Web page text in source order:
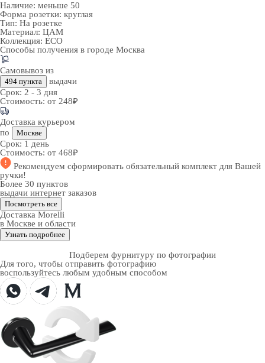
Наличие: меньше 50
Форма розетки: круглая
Тип: На розетке
Материал: ЦАМ
Коллекция: ECO
Способы получения в городе Москва
Самовывоз из
494 пункта
выдачи
Срок: 2 - 3 дня
Стоимость: от 248₽
Доставка курьером
по
Москве
Срок: 1 день
Стоимость: от 468₽
Рекомендуем сформировать обязательный комплект для Вашей
ручки!
Более 30 пунктов
выдачи интернет заказов
Посмотреть все
Доставка Morelli
в Москве и области
Узнать подробнее
Подберем фурнитуру по фотографии
Для того, чтобы отправить фотографию
воспользуйтесь любым удобным способом